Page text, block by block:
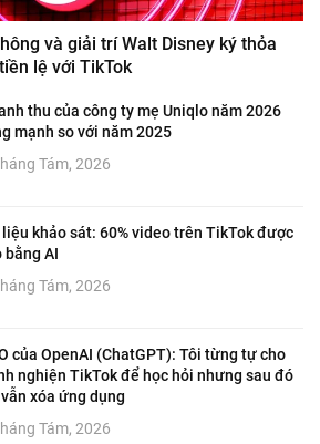
và giải trí Walt Disney ký thỏa
lệ với TikTok
thu của công ty mẹ Uniqlo năm 2026
mạnh so với năm 2025
Tám, 2026
liệu khảo sát: 60% video trên TikTok được
bằng AI
Tám, 2026
của OpenAI (ChatGPT): Tôi từng tự cho
nghiện TikTok để học hỏi nhưng sau đó
xóa ứng dụng
Tám, 2026